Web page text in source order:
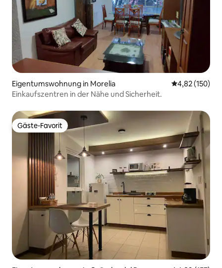
Eigentumswohnung in Morelia
4,82 (150)
Einkaufszentren in der Nähe und Sicherheit.
Gäste-Favorit
Gäste-Favorit